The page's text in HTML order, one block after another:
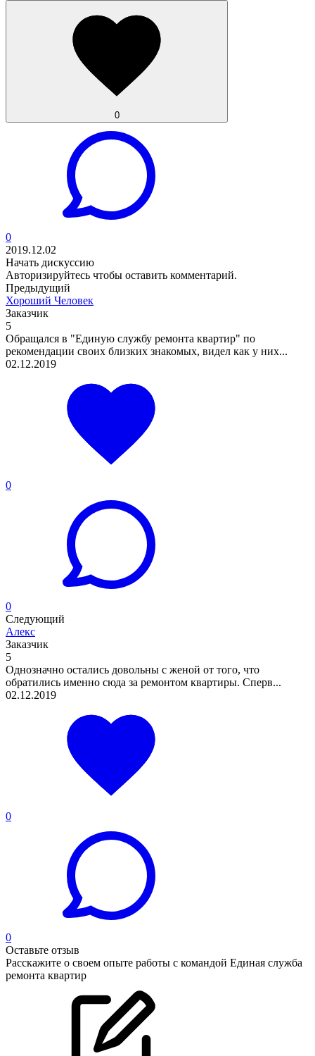
0
0
2019.12.02
Начать дискуссию
Авторизируйтесь чтобы оставить комментарий.
Предыдущий
Хороший Человек
Заказчик
5
Обращался в "Единую службу ремонта квартир" по
рекомендации своих близких знакомых, видел как у них...
02.12.2019
0
0
Следующий
Алекс
Заказчик
5
Однозначно остались довольны с женой от того, что
обратились именно сюда за ремонтом квартиры. Сперв...
02.12.2019
0
0
Оставьте отзыв
Расскажите о своем опыте работы с командой Единая служба
ремонта квартир